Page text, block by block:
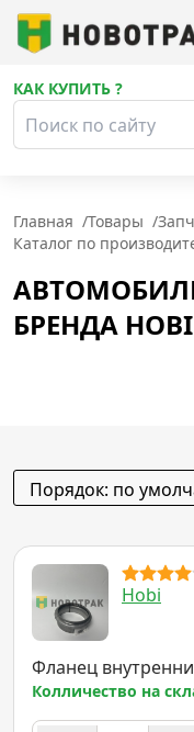
КАК КУПИТЬ ?
Главная /Товары /
Каталог по
БРЕНДА HOBI
Hobi
Фланец
Колличество на